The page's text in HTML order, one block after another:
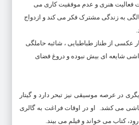
فعالیت هنری و عدم موفقیت کاری می
به زندگی مشترک فکر می کند و ازدواج
عکسی از طناز طباطبایی ، شائبه حاملگی
شایعه ای بیش نبوده و دروغ فضای
در عرصه موسیقی نیز تبحر دارد و گیتار
می کشد. او در اوقات فراغت به گالری
کتاب می خواند و فیلم می بیند.